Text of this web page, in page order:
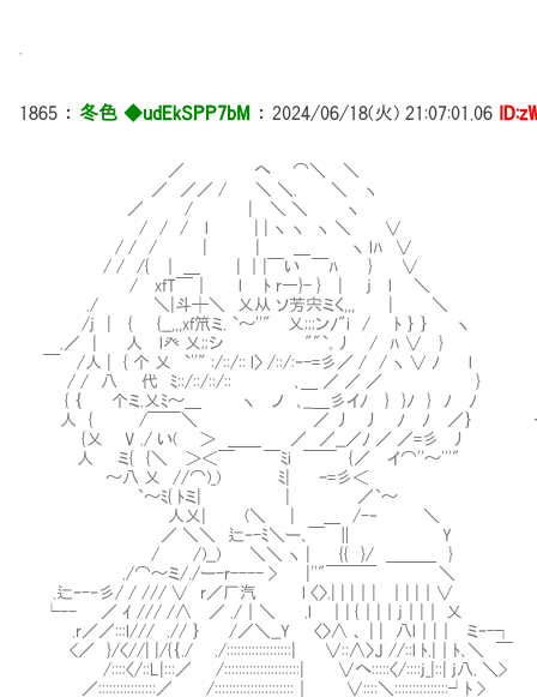
1865 ： 冬色 ◆udEkSPP7bM ： 2024/06/18(火) 21:07:01.06
／ へ ⌒＼ ＼
／ ／／ / ＼ ＼. ＼ ヽ
／ / | ＼ ＼ ヽ
/ / / l | | ヽ ヽ ヽ ＼ ∨
/ / / | | ＿ ヽ lﾊ ∨
/ / /{ ｜ ＿ | ｜|￣い ￣ﾊ } ∨
/ xfT￣｜ l ﾄ r―}- } | j l ＼
./ ＼|斗┼＼ 乂从 ソ芳宍ミく,,, | ＼
/j | { {__,,,xf笊ミ. `～''" 乂;;;ンﾉ"i / ﾄ ｝ ｝ ヽ
.／ | 人 l癶 乂;;シ ""`｡丿 / ﾊ ∨ }
￣ /人 | { 个 乂 `''" :/::/:: l〉 /::/:ｰ-=彡／ / / ヽ ∨ ﾉ l
/ / 八 代 ﾐ::/::/::/:: ､＿ ／ ／ ／ } 短いですが
{ ｛ 个ミ.乂ﾐ～＿ ヽ ノ ､__＿彡イﾉ } }ﾉ } ﾉ ﾉ
人 { /￣￣＼ ／ 丿 丿 ﾉ ﾉ ／｝ やる夫パー
{乂 V ./ い( ＞ ＿＿ ／ ／__／ﾉ ／ ／=彡 丿
人 ミ{ {＼ ＞＜￣ ￣ﾐi ￣￣ {／ イ⌒''～'''"
～八 乂 //⌒)_) ﾐ| ｰ=彡＜
`～ﾐ{ ﾄミ| | ／`～
人乂| (＼ | ＿ /-‐ ＼
／ ＼＼ 辷‐-ﾐ＼ー､￣ ∥ Y
/ /)__) ＼＼ ヽ | {{ }/ ＿＿＿ }
./⌒～ミ/./ー-r---- > |''"￣￣￣ ＼
.辷ｰ-‐彡/ / /// ∨ r／厂汽 l 〈〉.| | |｜| ｜| |｜∨
└-- ／ ｲ /// /∧ ／ ./｜＼ .l ｜| {｜|｜j｜|｜ 乂
.r／／:::l/// .// ｝ /／＼__Y 〈〉∧ 、 | | 八l｜|｜ ミｰ-┐
<／ }/〈//| |/{｛./ ./::::::::::::::::::| ∨::∧〉J //::l ﾄ.|｜ﾄ､＼ ￣
/::::〈/::L|:::／ /:::::::::::::::::::::| ∨へ:::::〈/::::j_|::| j八. ＼>
／::::::::::::::::／ /::::::::::::::::::::::｜ ∨::::＼:::::::::::::::┘ﾄ >